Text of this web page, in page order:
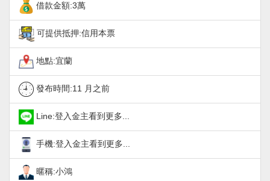
借款金額:3萬
可提供抵押:信用本票
地點:宜蘭
發布時間:11 月之前
Line:登入金主看到更多...
手機:登入金主看到更多...
暱稱:小鴻